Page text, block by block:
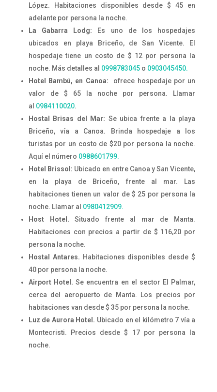
López. Habitaciones disponibles desde $ 45 en
adelante por persona la noche.
La Gabarra Lodg: Es uno de los hospedajes
ubicados en playa Briceño, de San Vicente. El
hospedaje tiene un costo de $ 12 por persona la
noche. Más detalles al 0998783045 o 0903045450.
Hotel Bambú, en Canoa: ofrece hospedaje por un
valor de $ 65 la noche por persona. Llamar
al 0984110020.
Hostal Brisas del Mar: Se ubica frente a la playa
Briceño, vía a Canoa. Brinda hospedaje a los
turistas por un costo de $20 por persona la noche.
Aquí el número 0988601799.
Hotel Brissol: Ubicado en entre Canoa y San Vicente,
en la playa de Briceño, frente al mar. Las
habitaciones tienen un valor de $ 25 por persona la
noche. Llamar al 0980412909.
Host Hotel.
Situado frente al mar de Manta.
Habitaciones con precios a partir de $ 116,20 por
persona la noche.
Hostal Antares. Habitaciones disponibles desde $
40 por persona la noche.
Airport Hotel. Se encuentra en el sector El Palmar,
cerca del aeropuerto de Manta. Los precios por
habitaciones van desde $ 35 por persona la noche.
Luz de Aurora Hotel. Ubicado en el kilómetro 7 vía a
Montecristi. Precios desde $ 17 por persona la
noche.